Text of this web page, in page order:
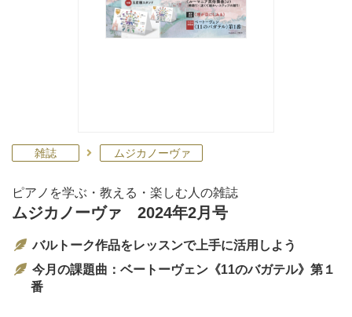
雑誌 ムジカノーヴァ
ピアノを学ぶ・教える・楽しむ人の雑誌
ムジカノーヴァ 2024年2月号
バルトーク作品をレッスンで上手に活用しよう
今月の課題曲：ベートーヴェン《11のバガテル》第１
番